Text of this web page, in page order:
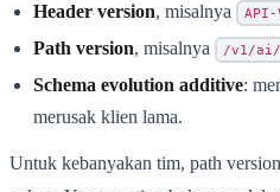
Header version, misalnya
Path version, misalnya /v1/ai/
Schema evolution additive:
merusak klien lama.
Untuk kebanyakan tim, path